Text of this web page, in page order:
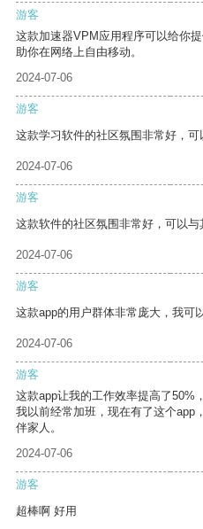
游客
这款加速器VPM应用程序可以给你
助你在网络上自由移动。
2024-07-06
游客
这款学习软件的社区氛围非常好，可
2024-07-06
游客
这款软件的社区氛围非常好，可以与
2024-07-06
游客
这款app的用户群体非常庞大，我可
2024-07-06
游客
这款app让我的工作效率提高了50%
我以前经常加班，现在有了这个app
伴家人。
2024-07-06
游客
超棒啊 好用